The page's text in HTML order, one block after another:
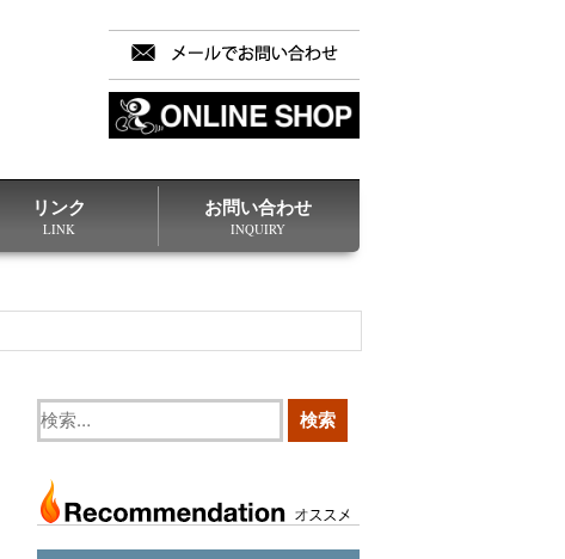
リンク
LINK
お問い合わせ
INQUIRY